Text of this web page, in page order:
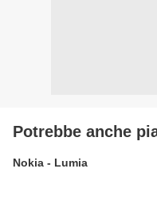
Potrebbe anche
Nokia - Lumia